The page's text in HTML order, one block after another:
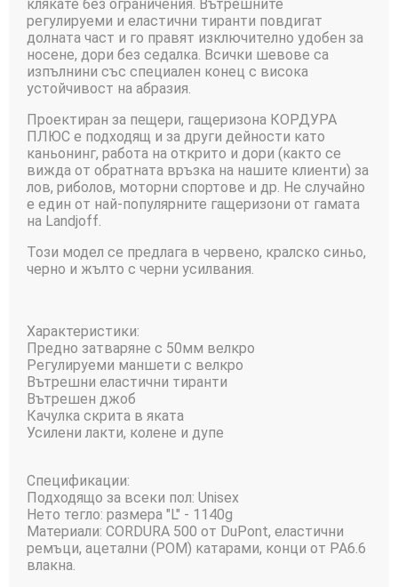
клякате без ограничения. Вътрешните
регулируеми и еластични тиранти повдигат
долната част и го правят изключително удобен за
носене, дори без седалка. Всички шевове са
изпълнини със специален конец с висока
устойчивост на абразия.
Проектиран за пещери, гащеризона КОРДУРА
ПЛЮС е подходящ и за други дейности като
каньонинг, работа на открито и дори (както се
вижда от обратната връзка на нашите клиенти) за
лов, риболов, моторни спортове и др. Не случайно
е един от най-популярните гащеризони от гамата
на Landjoff.
Този модел се предлага в червено, кралско синьо,
черно и жълто с черни усилвания.
Характеристики:
Предно затваряне с 50мм велкро
Регулируеми маншети с велкро
Вътрешни еластични тиранти
Вътрешен джоб
Качулка скрита в яката
Усилени лакти, колене и дупе
Спецификации:
Подходящо за всеки пол: Unisex
Нето тегло: размера "L" - 1140g
Материали: CORDURA 500 от DuPont, еластични
ремъци, ацетални (POM) катарами, конци от PA6.6
влакна.